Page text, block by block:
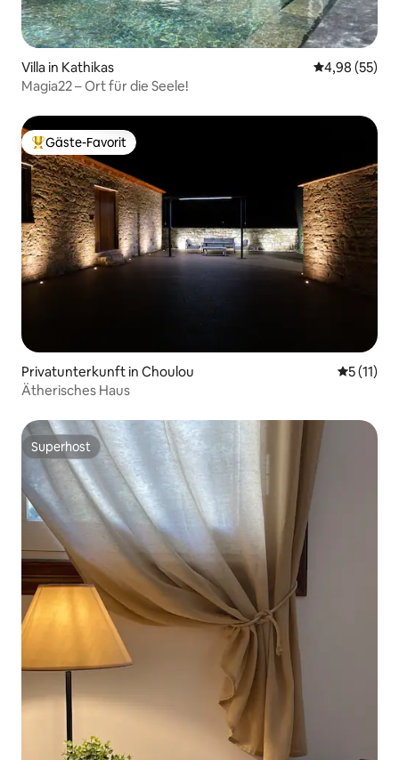
Villa in Kathikas
4,98 (55)
Magia22 – Ort für die Seele!
Beliebter Gäste-Favorit.
Gäste-Favorit
Privatunterkunft in Choulou
5 (11)
Ätherisches Haus
Superhost
Superhost